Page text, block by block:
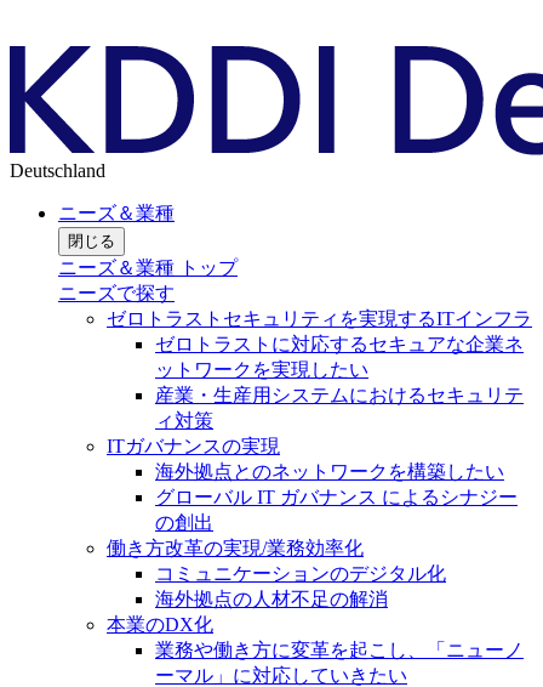
Deutschland
ニーズ＆業種
閉じる
ニーズ＆業種 トップ
ニーズで探す
ゼロトラストセキュリティを実現するITインフラ
ゼロトラストに対応するセキュアな企業ネ
ットワークを実現したい
産業・生産用システムにおけるセキュリテ
ィ対策
ITガバナンスの実現
海外拠点とのネットワークを構築したい
グローバル IT ガバナンス によるシナジー
の創出
働き方改革の実現/業務効率化
コミュニケーションのデジタル化
海外拠点の人材不足の解消
本業のDX化
業務や働き方に変革を起こし、「ニューノ
ーマル」に対応していきたい